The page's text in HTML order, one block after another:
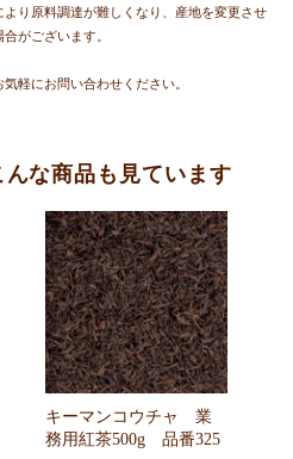
り原料調達が難しくなり、産地を変更させ
がございます。
軽にお問い合わせください。
な商品も見ています
キーマンコウチャ 業
務用紅茶500g 品番325